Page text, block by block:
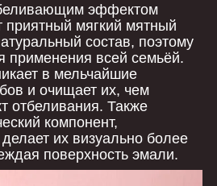
эффектом
приятный мягкий мятный
состав, поэтому
применения всей семьёй.
в мельчайшие
и очищает их, чем
отбеливания. Также
компонент,
их визуально более
поверхность эмали.